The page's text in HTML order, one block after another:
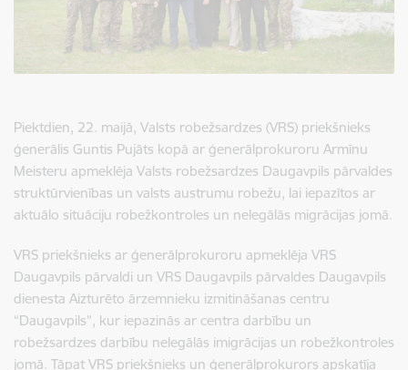
Piektdien, 22. maijā, Valsts robežsardzes (VRS) priekšnieks
ģenerālis Guntis Pujāts kopā ar ģenerālprokuroru Armīnu
Meisteru apmeklēja Valsts robežsardzes Daugavpils pārvaldes
struktūrvienības un valsts austrumu robežu, lai iepazītos ar
aktuālo situāciju robežkontroles un nelegālās migrācijas jomā.
VRS priekšnieks ar ģenerālprokuroru apmeklēja VRS
Daugavpils pārvaldi un VRS Daugavpils pārvaldes Daugavpils
dienesta Aizturēto ārzemnieku izmitināšanas centru
“Daugavpils”, kur iepazinās ar centra darbību un
robežsardzes darbību nelegālās imigrācijas un robežkontroles
jomā. Tāpat VRS priekšnieks un ģenerālprokurors apskatīja